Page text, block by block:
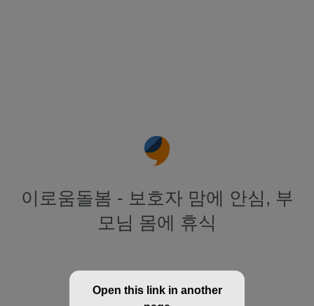
이로움돌봄 - 보호자 맘에 안심, 부
모님 몸에 휴식